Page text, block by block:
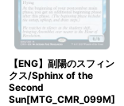
【ENG】副陽のスフィン
クス/Sphinx of the
Second
Sun[MTG_CMR_099M]